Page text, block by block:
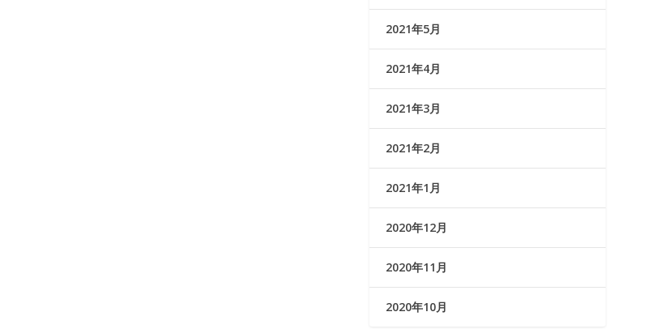
2021年5月
2021年4月
2021年3月
2021年2月
2021年1月
2020年12月
2020年11月
2020年10月